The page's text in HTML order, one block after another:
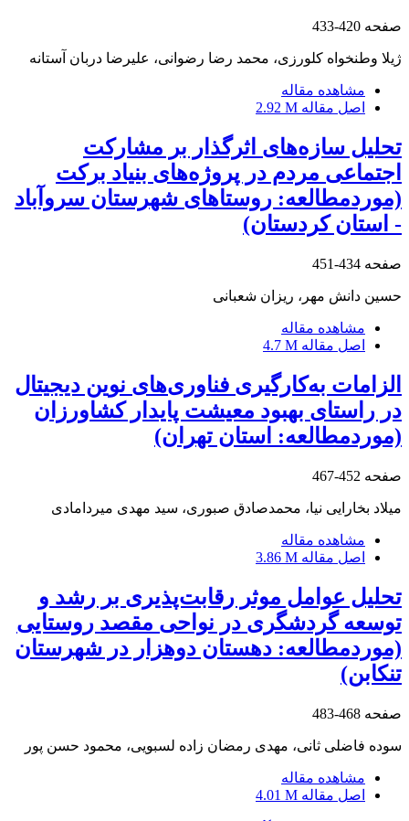
صفحه 420-433
ژیلا وطنخواه کلورزی، محمد رضا رضوانی، علیرضا دربان آستانه
مشاهده مقاله
اصل مقاله 2.92 M
تحلیل سازه‌های اثرگذار بر مشارکت
اجتماعی مردم در پروژه‌های بنیاد برکت
(موردمطالعه: روستاهای شهرستان سروآباد
- استان کردستان)
صفحه 434-451
حسین دانش مهر، ریزان شعبانی
مشاهده مقاله
اصل مقاله 4.7 M
الزامات به‌کارگیری فناوری‌های نوین دیجیتال
در راستای بهبود معیشت پایدار کشاورزان
(موردمطالعه: استان تهران)
صفحه 452-467
میلاد بخارایی نیا، محمدصادق صبوری، سید مهدی میردامادی
مشاهده مقاله
اصل مقاله 3.86 M
تحلیل عوامل موثر رقابت‌پذیری بر رشد و
توسعه گردشگری در نواحی مقصد روستایی
(موردمطالعه: دهستان دوهزار در شهرستان
تنکابن)
صفحه 468-483
سوده فاضلی ثانی، مهدی رمضان زاده لسبویی، محمود حسن پور
مشاهده مقاله
اصل مقاله 4.01 M